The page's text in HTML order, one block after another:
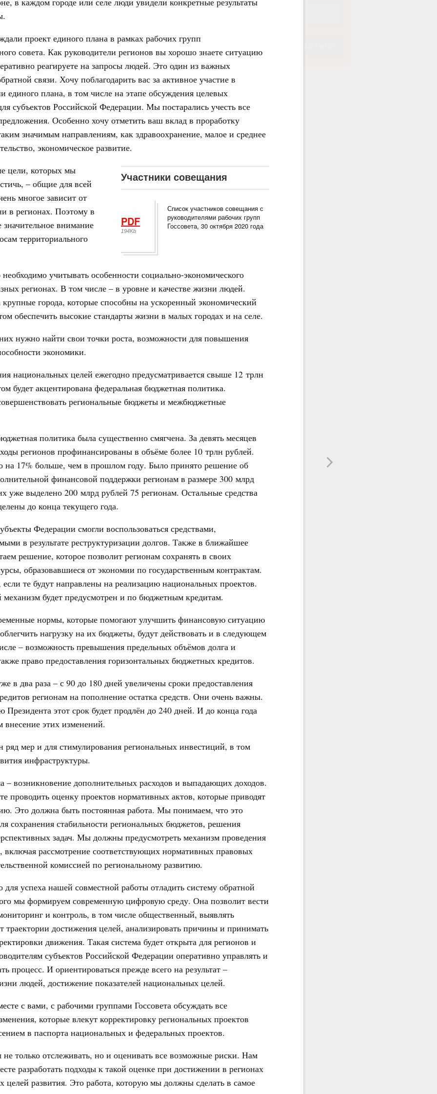
проект единого плана в рамках рабочих групп
совета. Как руководители регионов вы хорошо знаете ситуацию
реагируете на запросы людей. Это один из важных
связи. Хочу поблагодарить вас за активное участие в
единого плана, в том числе на этапе обсуждения целевых
субъектов Российской Федерации. Мы постарались учесть все
Особенно хочу отметить ваш вклад в проработку
значимым направлениям, как здравоохранение, малое и среднее
экономическое развитие.
Участники совещания
PDF
194Kb
Список участников совещания с
руководителями рабочих групп
Госсовета, 30 октября 2020 года
цели, которых мы
– общие для всей
многое зависит от
в регионах. Поэтому в
внимание
территориального
учитывать особенности социально-экономического
регионах. В том числе – в уровне и качестве жизни людей.
города, которые способны на ускоренный экономический
обеспечить высокие стандарты жизни в малых городах и на селе.
нужно найти свои точки роста, возможности для повышения
экономики.
национальных целей ежегодно предусматривается свыше 12 трлн
будет акцентирована федеральная бюджетная политика.
региональные бюджеты и межбюджетные
политика была существенно смягчена. За девять месяцев
регионов профинансированы в объёме более 10 трлн рублей.
на 17% больше, чем в прошлом году. Было принято решение об
финансовой поддержки регионам в размере 300 млрд
уже выделено 200 млрд рублей 75 регионам. Остальные средства
до конца текущего года.
Федерации смогли воспользоваться средствами,
в результате реструктуризации долгов. Также в ближайшее
решение, которое позволит регионам сохранять в своих
образовавшиеся от экономии по государственным контрактам.
те будут направлены на реализацию национальных проектов.
будет предусмотрен и по бюджетным кредитам.
нормы, которые помогают улучшить финансовую ситуацию
нагрузку на их бюджеты, будут действовать и в следующем
– возможность превышения предельных объёмов долга и
право предоставления горизонтальных бюджетных кредитов.
в два раза – с 90 до 180 дней увеличены сроки предоставления
регионам на пополнение остатка средств. Они очень важны.
этот срок будет продлён до 240 дней. И до конца года
внесение этих изменений.
ряд мер и для стимулирования региональных инвестиций, в том
инфраструктуры.
– возникновение дополнительных расходов и выпадающих доходов.
проводить оценку проектов нормативных актов, которые приводят
Это должна быть постоянная работа. Мы понимаем, что это
сохранения стабильности региональных бюджетов, решения
задач. Мы должны предусмотреть механизм проведения
включая рассмотрение соответствующих нормативных правовых
комиссией по региональному развитию.
успеха нашей совместной работы отладить систему обратной
мы формируем современную цифровую среду. Она позволит вести
и контроль, в том числе общественный, выявлять
траектории достижения целей, анализировать причины и принимать
движения. Такая система будет открыта для регионов и
субъектов Российской Федерации оперативно управлять и
процесс. И ориентироваться прежде всего на результат –
людей, достижение показателей национальных целей.
с вами, с рабочими группами Госсовета обсуждать все
которые влекут корректировку региональных проектов
в паспорта национальных и федеральных проектов.
только отслеживать, но и оценивать все возможные риски. Нам
разработать подходы к такой оценке при достижении в регионах
целей развития. Это работа, которую мы должны сделать в самое
инфраструктуры построили и
кредитам
госпрограмм повысит эффективность
завершил строительство и реконструкцию
их последствий
правкомиссии по ликвидации последствий
проливе
по числу заявлений от абитуриентов
«Профессионалитет»
заседания Евразийского
совета в расширенном
актуальные задачи углубления интеграции, в том
администрирования, развитие электронной торговли,
безопасности, цифровизация грузовых
перевозок, формирование общего финансового
Интеграция на пространстве СНГ
встрече Президента Киргизии Садыра
заседания Евразийского
четверг
Правительственной комиссии по
объектов федерального значения
для жизни»
участков, ведущих к спортивным
«Инфраструктура для жизни»
и руководитель Росмолодёжи Григорий
проекта «Кольцо открытий»
Интеграция на пространстве СНГ
совета в узком составе
еще
Email